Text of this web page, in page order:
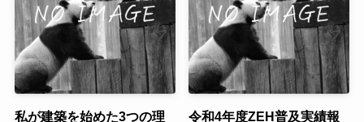
私が建築を始めた3つの理
令和4年度ZEH普及実績報